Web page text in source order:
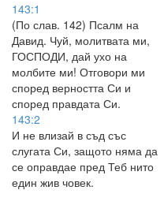
143:1
(По слав. 142) Псалм на
Давид. Чуй, молитвата ми,
ГОСПОДИ, дай ухо на
молбите ми! Отговори ми
според верността Си и
според правдата Си.
143:2
И не влизай в съд със
слугата Си, защото няма да
се оправдае пред Теб нито
един жив човек.